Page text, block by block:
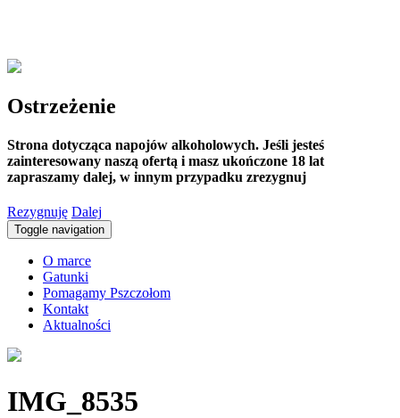
Ostrzeżenie
Strona dotycząca napojów alkoholowych. Jeśli jesteś
zainteresowany naszą ofertą i masz ukończone 18 lat
zapraszamy dalej, w innym przypadku zrezygnuj
Rezygnuję Dalej
Toggle navigation
O marce
Gatunki
Pomagamy Pszczołom
Kontakt
Aktualności
IMG_8535